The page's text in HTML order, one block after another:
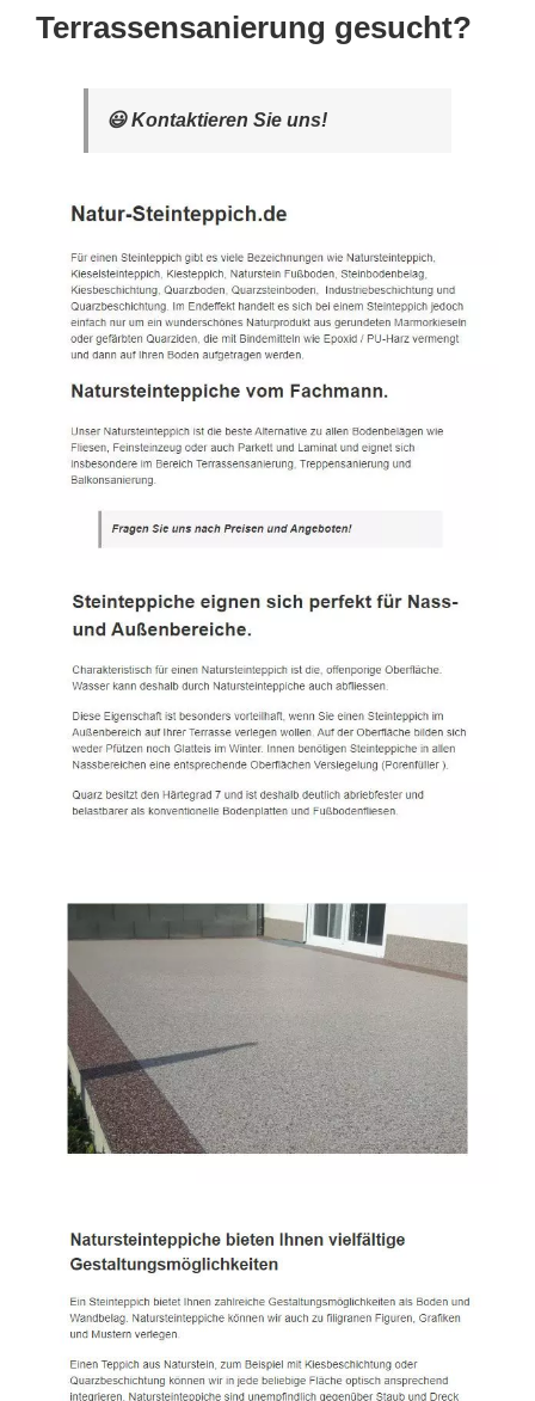
Terrassensanierung gesucht?
😃 Kontaktieren Sie uns!